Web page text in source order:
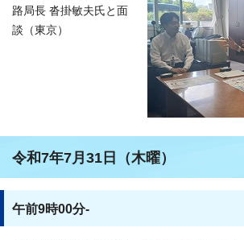
路局長 沓掛敏夫氏と面
談（東京）
令和7年7月31日（木曜）
午前9時00分-